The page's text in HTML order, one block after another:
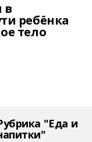
в
ребёнка
тело
"Еда и